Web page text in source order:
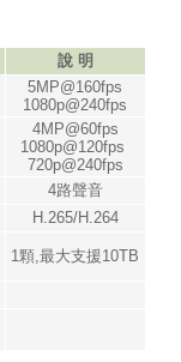
說 明
5MP@160fps
1080p@240fps
4MP@60fps
1080p@120fps
720p@240fps
4路聲音
H.265/H.264
1顆,最大支援10TB